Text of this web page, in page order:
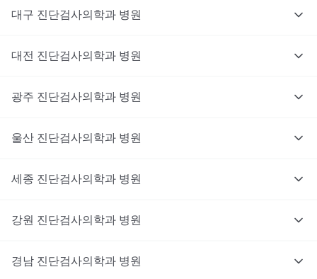
대구 진단검사의학과 병원
대전 진단검사의학과 병원
광주 진단검사의학과 병원
울산 진단검사의학과 병원
세종 진단검사의학과 병원
강원 진단검사의학과 병원
경남 진단검사의학과 병원